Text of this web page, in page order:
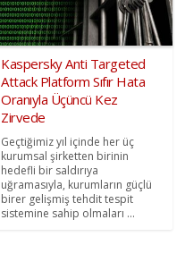
Kaspersky Anti Targeted
Attack Platform Sıfır Hata
Oranıyla Üçüncü Kez
Zirvede
Geçtiğimiz yıl içinde her üç
kurumsal şirketten birinin
hedefli bir saldırıya
uğramasıyla, kurumların güçlü
birer gelişmiş tehdit tespit
sistemine sahip olmaları ...